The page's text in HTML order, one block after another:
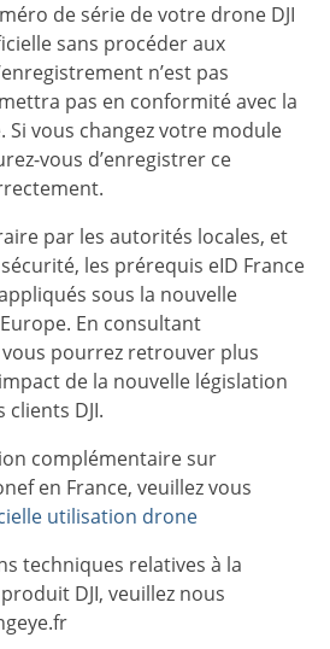
de série de votre drone DJI
sans procéder aux
n’est pas
pas en conformité avec la
Si vous changez votre module
vous d’enregistrer ce
par les autorités locales, et
les prérequis eID France
sous la nouvelle
En consultant
vous pourrez retrouver plus
de la nouvelle législation
DJI.
complémentaire sur
en France, veuillez vous
utilisation drone
techniques relatives à la
DJI, veuillez nous